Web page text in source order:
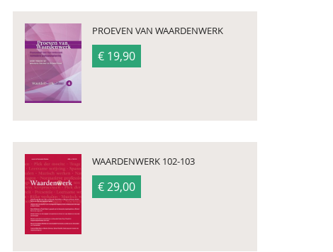
PROEVEN VAN WAARDENWERK
€ 19,90
WAARDENWERK 102-103
€ 29,00